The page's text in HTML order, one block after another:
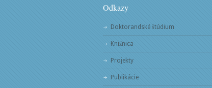
Odkazy
Doktorandské štúdium
Knižnica
Projekty
Publikácie